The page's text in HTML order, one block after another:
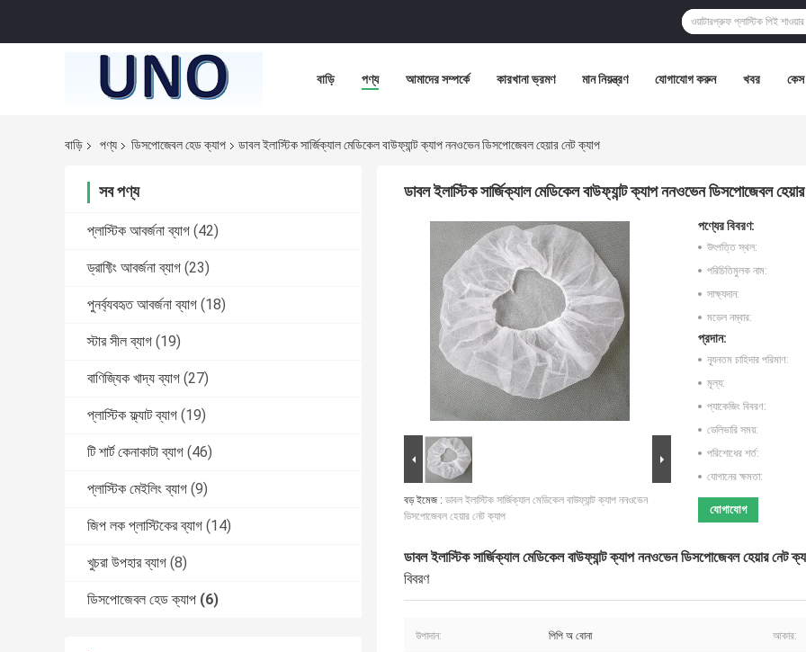
বাড়ি পণ্য আমাদের সম্পর্কে কারখানা ভ্রমণ মান নিয়ন্ত্রণ যোগাযোগ করুন খবর কেস
বাড়ি পণ্য ডিসপোজেবল হেড ক্যাপ ডাবল ইলাস্টিক সার্জিক্যাল মেডিকেল বাউফ্যান্ট ক্যাপ ননওভেন ডিসপোজেবল হেয়ার নেট ক্যাপ
সব পণ্য
প্লাস্টিক আবর্জনা ব্যাগ (42)
ড্রাফ্টিং আবর্জনা ব্যাগ (23)
পুনর্ব্যবহৃত আবর্জনা ব্যাগ (18)
স্টার সীল ব্যাগ (19)
বাণিজ্যিক খাদ্য ব্যাগ (27)
প্লাস্টিক ফ্ল্যাট ব্যাগ (19)
টি শার্ট কেনাকাটা ব্যাগ (46)
প্লাস্টিক মেইলিং ব্যাগ (9)
জিপ লক প্লাস্টিকের ব্যাগ (14)
খুচরা উপহার ব্যাগ (8)
ডিসপোজেবল হেড ক্যাপ (6)
ডাবল ইলাস্টিক সার্জিক্যাল মেডিকেল বাউফ্যান্ট ক্যাপ ননওভেন ডিসপোজেবল
বড় ইমেজ : ডাবল ইলাস্টিক সার্জিক্যাল মেডিকেল বাউফ্যান্ট ক্যাপ ননওভেন
ডিসপোজেবল হেয়ার নেট ক্যাপ
পণ্যের বিবরণ:
উৎপত্তি স্থল:
পরিচিতিমুলক নাম:
সাক্ষ্যদান:
মডেল নম্বার:
প্রদান:
ন্যূনতম চাহিদার পরিমাণ:
মূল্য:
প্যাকেজিং বিবরণ:
ডেলিভারি সময়:
পরিশোধের শর্ত:
যোগানের ক্ষমতা:
যোগাযোগ
ডাবল ইলাস্টিক সার্জিক্যাল মেডিকেল বাউফ্যান্ট ক্যাপ ননওভেন ডিসপোজেবল হেয়ার নেট
বিবরণ
উপাদান: পিপি অ বোনা আকার: